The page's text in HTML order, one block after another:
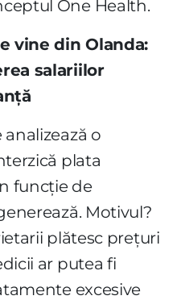
One Health.
vine din Olanda:
salariilor
o
plata
funcție de
Motivul?
plătesc prețuri
ar putea fi
excesive